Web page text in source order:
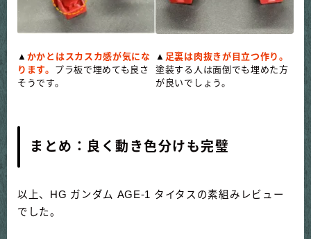
▲ かかとはスカスカ感が気にな
ります。 プラ板で埋めても良さ
そうです。
▲ 足裏は肉抜きが目立つ作り。
塗装する人は面倒でも埋めた方
が良いでしょう。
まとめ：良く動き色分けも完璧
以上、HG ガンダム AGE-1 タイタスの素組みレビュー
でした。